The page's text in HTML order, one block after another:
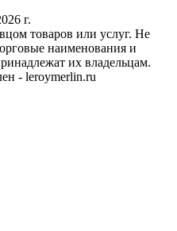
г.
товаров или услуг. Не
наименования и
их владельцам.
- leroymerlin.ru